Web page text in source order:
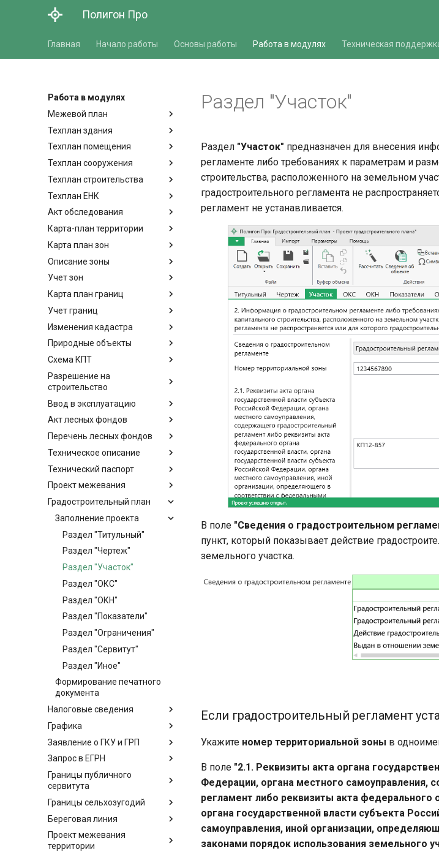
Полигон Про
Главная Начало работы Основы работы Работа в модулях Техническая
Работа в модулях
Межевой план
Техплан здания
Техплан помещения
Техплан сооружения
Техплан строительства
Техплан ЕНК
Акт обследования
Карта-план территории
Карта план зон
Описание зоны
Учет зон
Карта план границ
Учет границ
Изменения кадастра
Природные объекты
Схема КПТ
Разрешение на
строительство
Ввод в эксплуатацию
Акт лесных фондов
Перечень лесных фондов
Техническое описание
Технический паспорт
Проект межевания
Градостроительный план
Заполнение проекта
Раздел "Титульный"
Раздел "Чертеж"
Раздел "Участок"
Раздел "ОКС"
Раздел "ОКН"
Раздел "Показатели"
Раздел "Ограничения"
Раздел "Сервитут"
Раздел "Иное"
Формирование печатного
документа
Налоговые сведения
Графика
Заявление о ГКУ и ГРП
Запрос в ЕГРН
Границы публичного
сервитута
Границы сельхозугодий
Береговая линия
Проект межевания
территории
Раздел "Участок"
Раздел "Участок" предназначен для внесения
регламенте либо требованиях к параметрам и
строительства, расположенного на земельном
градостроительного регламента не
регламент не устанавливается.
В поле "Сведения о градостроительном
пункт, который показывает действие
земельного участка.
Если градостроительный регламент
Укажите номер территориальной зоны в
В поле "2.1. Реквизиты акта органа
Федерации, органа местного самоуправления,
регламент либо реквизиты акта федерального
органа государственной власти субъекта
самоуправления, иной организации,
законами порядок использования земельного